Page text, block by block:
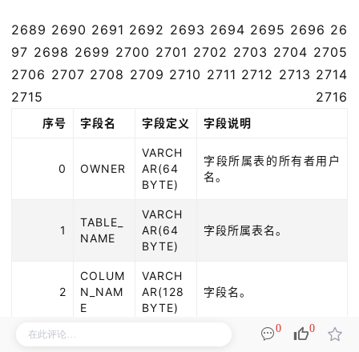
2689 2690 2691 2692 2693 2694 2695 2696 26
97 2698 2699 2700 2701 2702 2703 2704 2705
2706 2707 2708 2709 2710 2711 2712 2713 2714
2715 2716
序号 字段名 字段定义 字段说明
0 OWNER
VARCH
AR(64
BYTE)
字段所属表的所有者用户
名。
1
TABLE_
NAME
VARCH
AR(64
BYTE)
字段所属表名。
2
COLUM
N_NAM
E
VARCH
AR(128
BYTE)
字段名。
0 0